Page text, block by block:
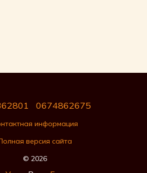
0674862675
информация
версия сайта
© 2026